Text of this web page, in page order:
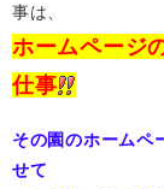
事は、
ホームページ
仕事
その園のホームペ
せて